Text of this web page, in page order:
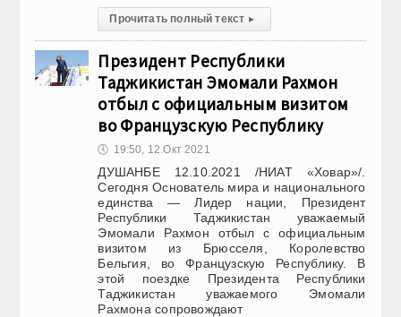
Прочитать полный текст ▸
Президент Республики
Таджикистан Эмомали Рахмон
отбыл с официальным визитом
во Французскую Республику
🕔 19:50, 12.Окт 2021
ДУШАНБЕ 12.10.2021 /НИАТ «Ховар»/.
Сегодня Основатель мира и национального
единства — Лидер нации, Президент
Республики Таджикистан уважаемый
Эмомали Рахмон отбыл с официальным
визитом из Брюсселя, Королевство
Бельгия, во Французскую Республику. В
этой поездке Президента Республики
Таджикистан уважаемого Эмомали
Рахмона сопровождают